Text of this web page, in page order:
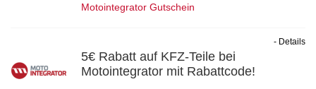
Motointegrator Gutschein
5€ Rabatt auf KFZ-Teile bei
Motointegrator mit Rabattcode!
- Details